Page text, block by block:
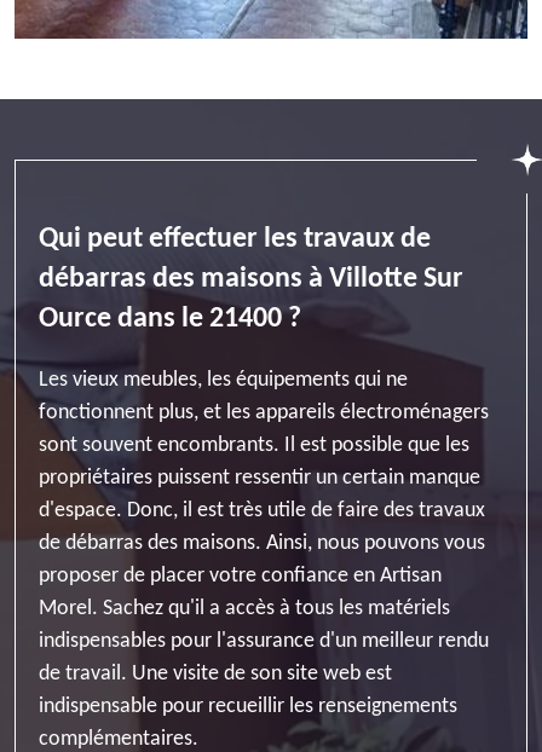
Qui peut effectuer les travaux de
débarras des maisons à Villotte Sur
Ource dans le 21400 ?
Les vieux meubles, les équipements qui ne
fonctionnent plus, et les appareils électroménagers
sont souvent encombrants. Il est possible que les
propriétaires puissent ressentir un certain manque
d'espace. Donc, il est très utile de faire des travaux
de débarras des maisons. Ainsi, nous pouvons vous
proposer de placer votre confiance en Artisan
Morel. Sachez qu'il a accès à tous les matériels
indispensables pour l'assurance d'un meilleur rendu
de travail. Une visite de son site web est
indispensable pour recueillir les renseignements
complémentaires.